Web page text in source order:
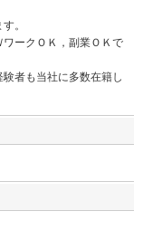
。
ークＯＫ，副業ＯＫで
者も当社に多数在籍し